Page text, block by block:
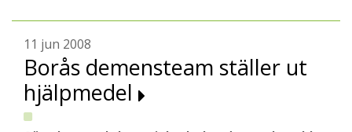
11 jun 2008
Borås demensteam ställer ut
hjälpmedel